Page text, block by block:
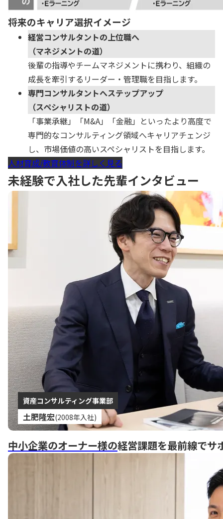
将来のキャリア選択イメージ
経営コンサルタントの上位職へ
（マネジメントの道）
後輩の指導やチームマネジメントに携わり、組織の
成長を牽引するリーダー・管理職を目指します。
専門コンサルタントへステップアップ
（スペシャリストの道）
「事業承継」「M&A」「金融」といったより高度で
専門的なコンサルティング領域へキャリアチェンジ
し、市場価値の高いスペシャリストを目指します。
人材育成/教育体制を詳しく見る
未経験で入社した先輩インタビュー
資産コンサルティング事業部
土肥隆宏(2008年入社)
中小企業のオーナー様の経営課題を最前線でサ